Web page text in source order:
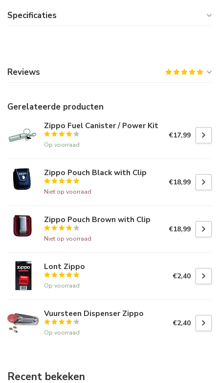
Specificaties
Reviews
Gerelateerde producten
Zippo Fuel Canister / Power Kit
Op voorraad
€17,99
Zippo Pouch Black with Clip
Niet op voorraad
€18,99
Zippo Pouch Brown with Clip
Niet op voorraad
€18,99
Lont Zippo
Op voorraad
€2,40
Vuursteen Dispenser Zippo
Op voorraad
€2,40
Recent bekeken